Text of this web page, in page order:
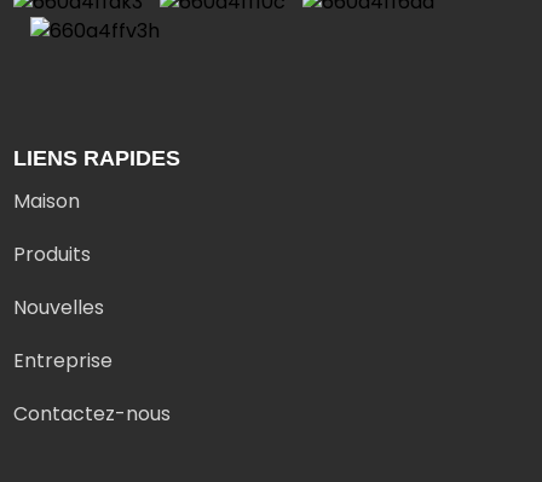
LIENS RAPIDES
Maison
Produits
Nouvelles
Entreprise
Contactez-nous